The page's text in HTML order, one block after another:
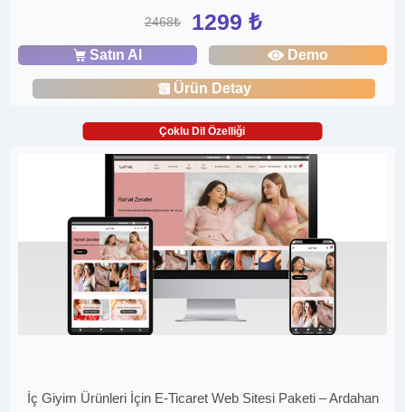
2468₺ 1299 ₺
Satın Al Demo
Ürün Detay
Çoklu Dil Özelliği
İç Giyim Ürünleri İçin E-Ticaret Web Sitesi Paketi – Ardahan